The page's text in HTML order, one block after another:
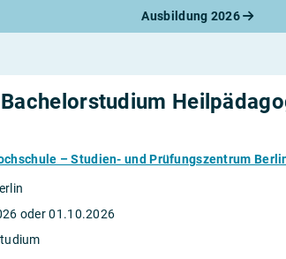
Ausbildung 2026
Bewerbung
– Studien- und Prüfungszentrum
oder 01.10.2026